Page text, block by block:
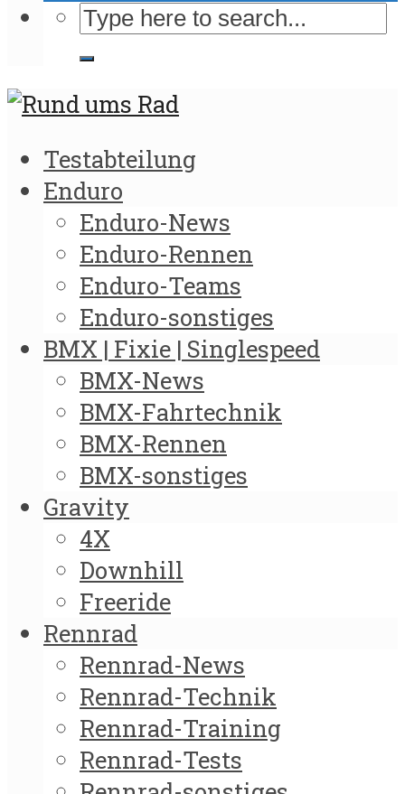
Testabteilung
Enduro
Enduro-News
Enduro-Rennen
Enduro-Teams
Enduro-sonstiges
BMX | Fixie | Singlespeed
BMX-News
BMX-Fahrtechnik
BMX-Rennen
BMX-sonstiges
Gravity
4X
Downhill
Freeride
Rennrad
Rennrad-News
Rennrad-Technik
Rennrad-Training
Rennrad-Tests